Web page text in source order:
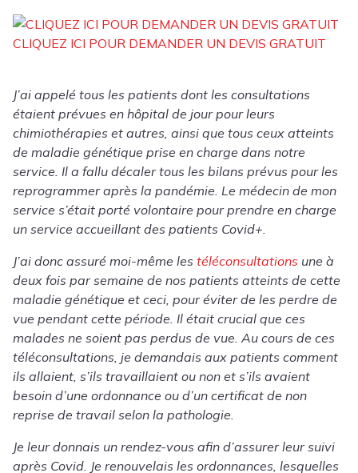
CLIQUEZ ICI POUR DEMANDER UN DEVIS GRATUIT
J’ai appelé tous les patients dont les consultations
étaient prévues en hôpital de jour pour leurs
chimiothérapies et autres, ainsi que tous ceux atteints
de maladie génétique prise en charge dans notre
service. Il a fallu décaler tous les bilans prévus pour les
reprogrammer après la pandémie. Le médecin de mon
service s’était porté volontaire pour prendre en charge
un service accueillant des patients Covid+.
J’ai donc assuré moi-même les téléconsultations une à
deux fois par semaine de nos patients atteints de cette
maladie génétique et ceci, pour éviter de les perdre de
vue pendant cette période. Il était crucial que ces
malades ne soient pas perdus de vue. Au cours de ces
téléconsultations, je demandais aux patients comment
ils allaient, s’ils travaillaient ou non et s’ils avaient
besoin d’une ordonnance ou d’un certificat de non
reprise de travail selon la pathologie.
Je leur donnais un rendez-vous afin d’assurer leur suivi
après Covid. Je renouvelais les ordonnances, lesquelles